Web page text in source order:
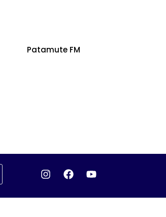
Patamute FM